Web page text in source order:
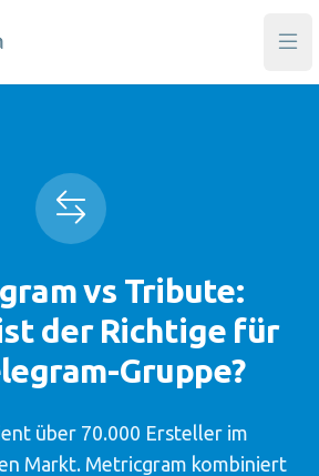
vs Tribute:
der Richtige für
Gruppe?
über 70.000 Ersteller im
Markt. Metricgram kombiniert